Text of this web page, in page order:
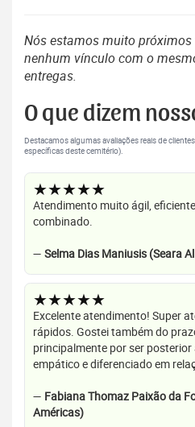
Nós estamos muito
nenhum vínculo com o
entregas.
O que dizem
Destacamos algumas avaliações reais de
específicas deste cemitério).
★★★★★
Atendimento muito ágil,
combinado.
— Selma Dias Maniusis (Seara
★★★★★
Excelente atendimento! Super
rápidos. Gostei também do
principalmente por ser
empático e diferenciado em
— Fabiana Thomaz Paixão da
Américas)